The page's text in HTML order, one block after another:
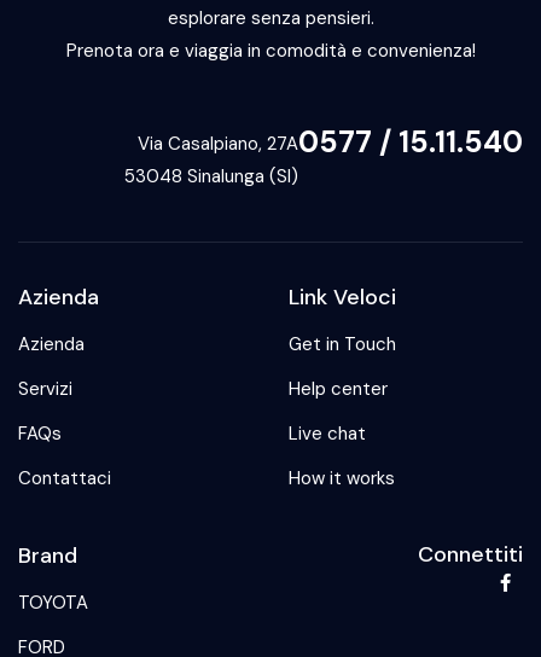
esplorare senza pensieri.
Prenota ora e viaggia in comodità e convenienza!
0577 / 15.11.540
Via Casalpiano, 27A
53048 Sinalunga (SI)
Azienda
Azienda
Servizi
FAQs
Contattaci
Link Veloci
Get in Touch
Help center
Live chat
How it works
Brand
TOYOTA
FORD
Connettiti